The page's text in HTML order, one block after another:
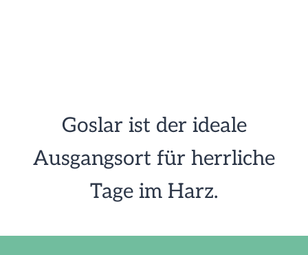
Ferienwohnung…
Goslar ist der ideale
Ausgangsort für herrliche
Tage im Harz.